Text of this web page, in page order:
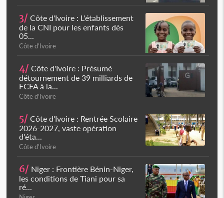
3/ Côte d'Ivoire : L'établissement
de la CNI pour les enfants dès
05...
Côte d'Ivoire
4/ Côte d'Ivoire : Présumé
détournement de 39 milliards de
FCFA à la...
Côte d'Ivoire
5/ Côte d'Ivoire : Rentrée Scolaire
2026-2027, vaste opération
d'éta...
Côte d'Ivoire
6/ Niger : Frontière Bénin-Niger,
les conditions de Tiani pour sa
ré...